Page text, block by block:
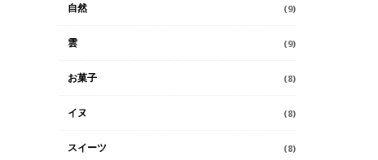
自然 (9)
雲 (9)
お菓子 (8)
イヌ (8)
スイーツ (8)